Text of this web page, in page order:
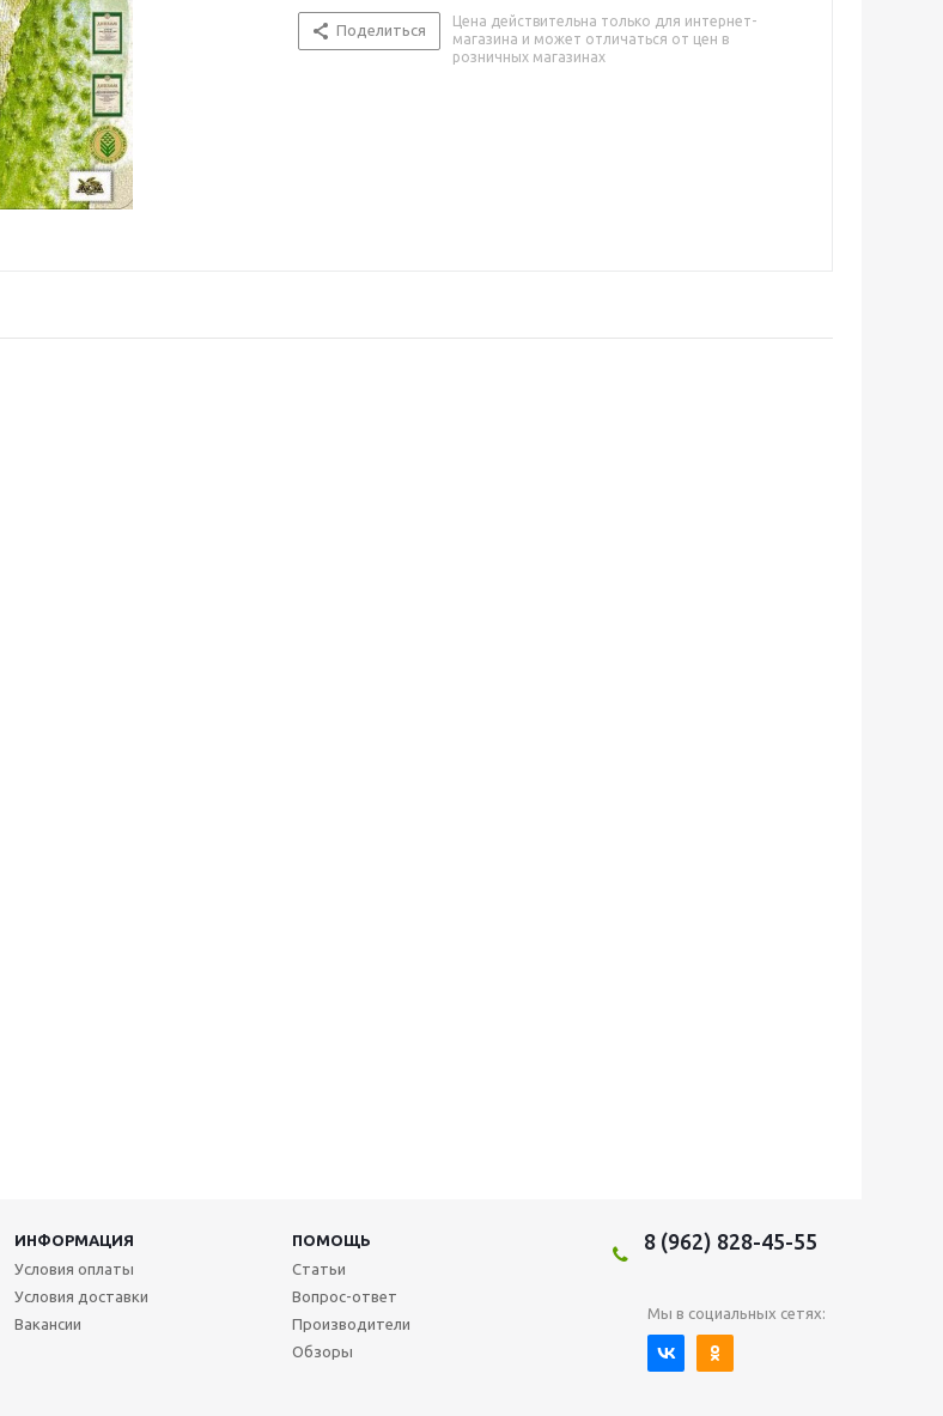
Поделиться
Цена действительна только для интернет-
магазина и может отличаться от цен в
розничных магазинах
ИНФОРМАЦИЯ
ПОМОЩЬ
Условия оплаты
Условия доставки
Вакансии
Статьи
Вопрос-ответ
Производители
Обзоры
8 (962) 828-45-55
Мы в социальных сетях: